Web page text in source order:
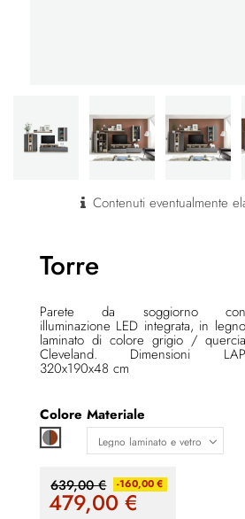
Contenuti eventualmente
Torre
Parete da soggiorno con
illuminazione LED integrata, in legno
laminato di colore grigio / quercia
Cleveland. Dimensioni LAP
320x190x48 cm
Colore
Grigio / marrone
Materiale
639,00 € -160,00 €
479,00€